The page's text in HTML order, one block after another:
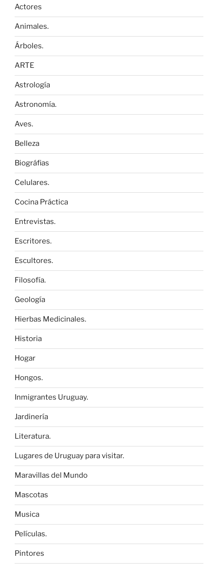
Actores
Animales.
Árboles.
ARTE
Astrología
Astronomía.
Aves.
Belleza
Biográfias
Celulares.
Cocina Práctica
Entrevistas.
Escritores.
Escultores.
Filosofía.
Geología
Hierbas Medicinales.
Historia
Hogar
Hongos.
Inmigrantes Uruguay.
Jardinería
Literatura.
Lugares de Uruguay para visitar.
Maravillas del Mundo
Mascotas
Musica
Películas.
Pintores